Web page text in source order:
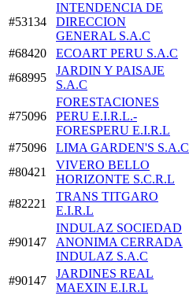
#53134
INTENDENCIA DE
DIRECCION
GENERAL S.A.C
#68420 ECOART PERU S.A.C
#68995
JARDIN Y PAISAJE
S.A.C
#75096
FORESTACIONES
PERU E.I.R.L.-
FORESPERU E.I.R.L
#75096 LIMA GARDEN'S S.A.C
#80421
VIVERO BELLO
HORIZONTE S.C.R.L
#82221
TRANS TITGARO
E.I.R.L
#90147
INDULAZ SOCIEDAD
ANONIMA CERRADA
INDULAZ S.A.C
#90147
JARDINES REAL
MAEXIN E.I.R.L